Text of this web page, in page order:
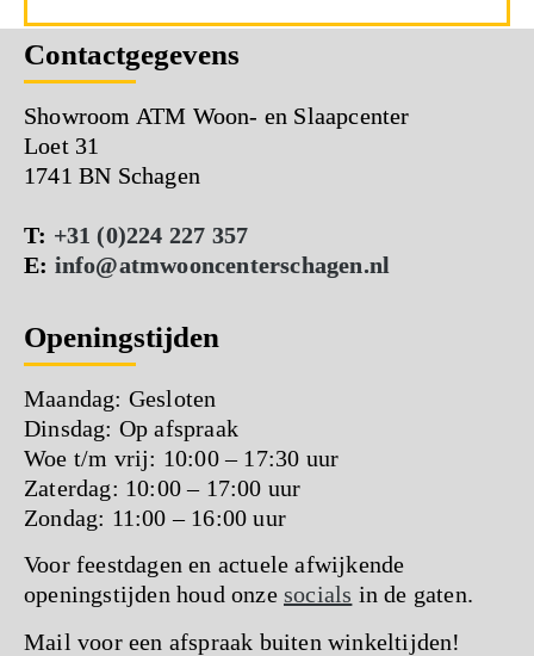
Contactgegevens
Showroom ATM Woon- en Slaapcenter
Loet 31
1741 BN Schagen
T: +31 (0)224 227 357
E: info@atmwooncenterschagen.nl
Openingstijden
Maandag: Gesloten
Dinsdag: Op afspraak
Woe t/m vrij: 10:00 – 17:30 uur
Zaterdag: 10:00 – 17:00 uur
Zondag: 11:00 – 16:00 uur
Voor feestdagen en actuele afwijkende
openingstijden houd onze socials in de gaten.
Mail voor een afspraak buiten winkeltijden!